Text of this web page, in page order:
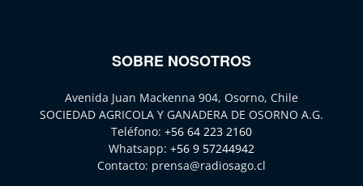
SOBRE NOSOTROS
Avenida Juan Mackenna 904, Osorno, Chile
SOCIEDAD AGRICOLA Y GANADERA DE OSORNO A.G.
Teléfono: +56 64 223 2160
Whatsapp: +56 9 57244942
Contacto: prensa@radiosago.cl